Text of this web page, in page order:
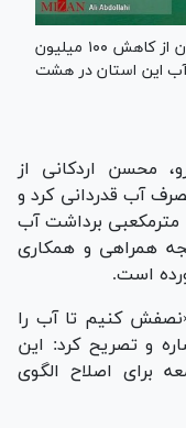
مدیرعامل شرکت آب و فاضلاب استان تهران از کاهش ۱۰۰ میلیون
آب این استان در هشت
محسن اردکانی از
آب قدردانی کرد و
از کاهش ۱۰۰ میلیون مترمکعبی برداشت آب
همراهی و همکاری
است.
کنیم تا آب را
و تصریح کرد: این
برای اصلاح الگوی